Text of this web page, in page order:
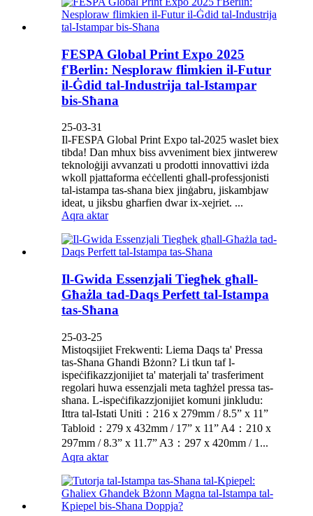
FESPA Global Print Expo 2025
f'Berlin: Nesploraw flimkien il-Futur
il-Ġdid tal-Industrija tal-Istampar
bis-Sħana
25-03-31
Il-FESPA Global Print Expo tal-2025 waslet biex
tibda! Dan mhux biss avveniment biex jintwerew
teknoloġiji avvanzati u prodotti innovattivi iżda
wkoll pjattaforma eċċellenti għall-professjonisti
tal-istampa tas-sħana biex jinġabru, jiskambjaw
ideat, u jiksbu għarfien dwar ix-xejriet. ...
Aqra aktar
Il-Gwida Essenzjali Tiegħek għall-
Għażla tad-Daqs Perfett tal-Istampa
tas-Sħana
25-03-25
Mistoqsijiet Frekwenti: Liema Daqs ta' Pressa
tas-Sħana Għandi Bżonn? Li tkun taf l-
ispeċifikazzjonijiet ta' materjali ta' trasferiment
regolari huwa essenzjali meta tagħżel pressa tas-
sħana. L-ispeċifikazzjonijiet komuni jinkludu:
Ittra tal-Istati Uniti：216 x 279mm / 8.5” x 11”
Tabloid：279 x 432mm / 17” x 11” A4：210 x
297mm / 8.3” x 11.7” A3：297 x 420mm / 1...
Aqra aktar